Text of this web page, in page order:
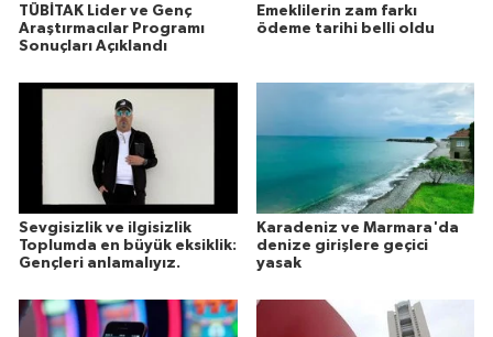
TÜBİTAK Lider ve Genç
Araştırmacılar Programı
Sonuçları Açıklandı
Emeklilerin zam farkı
ödeme tarihi belli oldu
Sevgisizlik ve ilgisizlik
Toplumda en büyük eksiklik:
Gençleri anlamalıyız.
Karadeniz ve Marmara'da
denize girişlere geçici
yasak